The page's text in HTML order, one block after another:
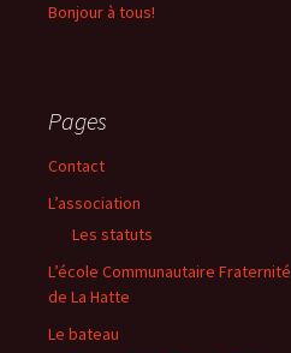
Bonjour à tous!
Pages
Contact
L’association
Les statuts
L’école Communautaire Fraternité
de La Hatte
Le bateau